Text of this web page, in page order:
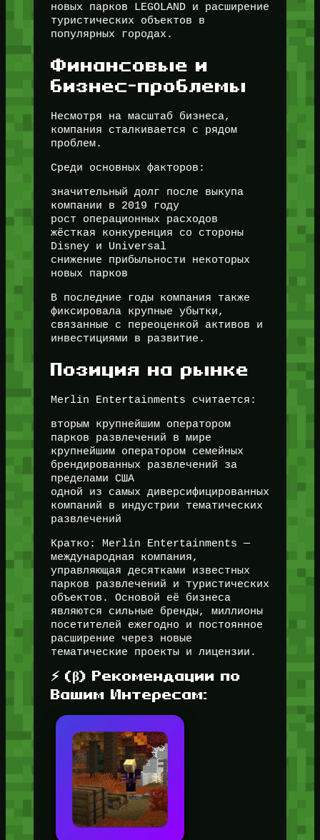
новых парков LEGOLAND и расширение
туристических объектов в
популярных городах.
Финансовые и
бизнес-проблемы
Несмотря на масштаб бизнеса,
компания сталкивается с рядом
проблем.
Среди основных факторов:
значительный долг после выкупа
компании в 2019 году
рост операционных расходов
жёсткая конкуренция со стороны
Disney и Universal
снижение прибыльности некоторых
новых парков
В последние годы компания также
фиксировала крупные убытки,
связанные с переоценкой активов и
инвестициями в развитие.
Позиция на рынке
Merlin Entertainments считается:
вторым крупнейшим оператором
парков развлечений в мире
крупнейшим оператором семейных
брендированных развлечений за
пределами США
одной из самых диверсифицированных
компаний в индустрии тематических
развлечений
Кратко: Merlin Entertainments —
международная компания,
управляющая десятками известных
парков развлечений и туристических
объектов. Основой её бизнеса
являются сильные бренды, миллионы
посетителей ежегодно и постоянное
расширение через новые
тематические проекты и лицензии.
⚡ (β) Рекомендации по
Вашим Интересам: